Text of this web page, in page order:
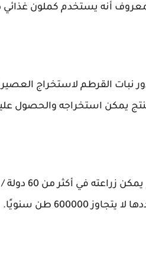
أنه يستخدم كملون غذائي
القرطم لاستخراج العصير
يمكن استخراجه والحصول
على الرغم
600000 طن سنويًا.